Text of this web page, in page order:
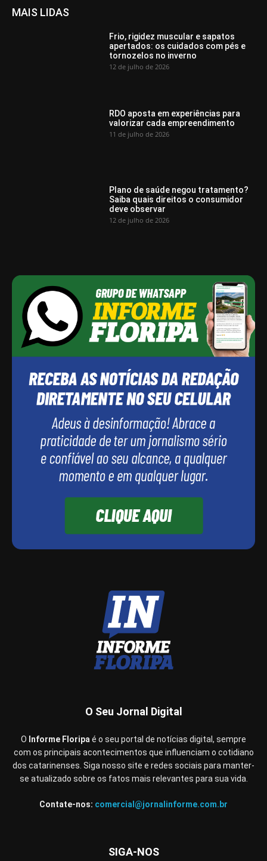
MAIS LIDAS
Frio, rigidez muscular e sapatos
apertados: os cuidados com pés e
tornozelos no inverno
12 de julho de 2026
RDO aposta em experiências para
valorizar cada empreendimento
11 de julho de 2026
Plano de saúde negou tratamento?
Saiba quais direitos o consumidor
deve observar
12 de julho de 2026
O Seu Jornal Digital
O Informe Floripaé o seu portal de notícias digital, sempre
com os principais acontecimentos que influenciam o cotidiano
dos catarinenses. Siga nosso site e redes sociais para manter-
se atualizado sobre os fatos mais relevantes para sua vida.
Contate-nos: comercial@jornalinforme.com.br
SIGA-NOS